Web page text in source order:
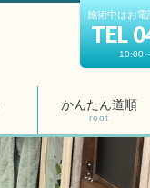
施術中はお
TEL
10:00
かんたん道順
root